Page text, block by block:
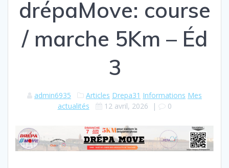
drépaMove: course
/ marche 5Km – Éd
3
admin6935 Articles Drepa31 Informations Mes
actualités
12 avril, 2026 | 0